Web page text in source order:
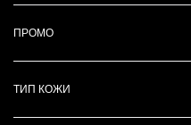
ПРОМО
ТИП КОЖИ